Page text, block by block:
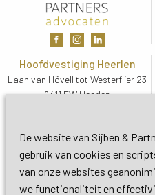
De website van Sijben &
gebruik van cookies en
van onze websites
we functionaliteit en
Hoofdvestiging Heerlen
Laan van Hövell tot Westerflier 23
6411 EW Heerlen
3732 HC